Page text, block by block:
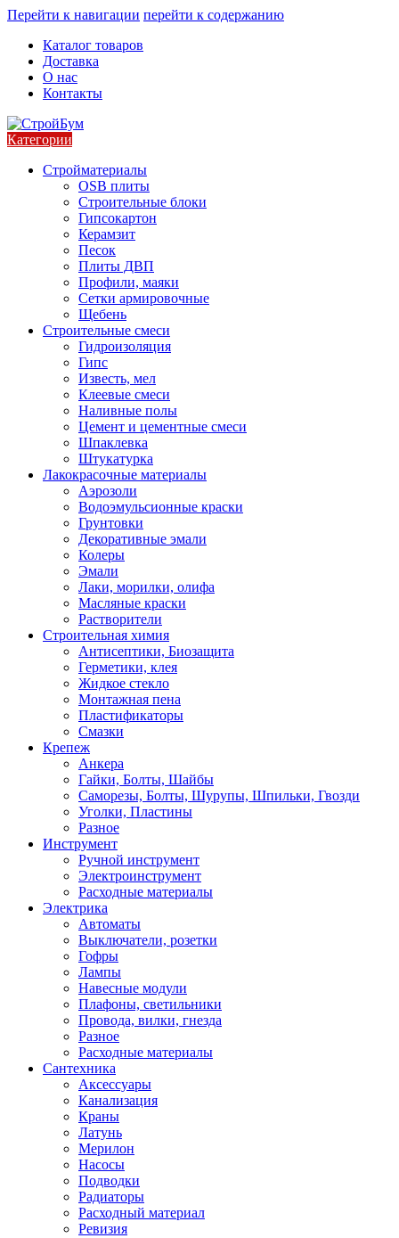
Перейти к навигации перейти к содержанию
Каталог товаров
Доставка
О нас
Контакты
Категории
Стройматериалы
OSB плиты
Строительные блоки
Гипсокартон
Керамзит
Песок
Плиты ДВП
Профили, маяки
Сетки армировочные
Щебень
Строительные смеси
Гидроизоляция
Гипс
Известь, мел
Клеевые смеси
Наливные полы
Цемент и цементные смеси
Шпаклевка
Штукатурка
Лакокрасочные материалы
Аэрозоли
Водоэмульсионные краски
Грунтовки
Декоративные эмали
Колеры
Эмали
Лаки, морилки, олифа
Масляные краски
Растворители
Строительная химия
Антисептики, Биозащита
Герметики, клея
Жидкое стекло
Монтажная пена
Пластификаторы
Смазки
Крепеж
Анкера
Гайки, Болты, Шайбы
Саморезы, Болты, Шурупы, Шпильки, Гвозди
Уголки, Пластины
Разное
Инструмент
Ручной инструмент
Электроинструмент
Расходные материалы
Электрика
Автоматы
Выключатели, розетки
Гофры
Лампы
Навесные модули
Плафоны, светильники
Провода, вилки, гнезда
Разное
Расходные материалы
Сантехника
Аксессуары
Канализация
Краны
Латунь
Мерилон
Насосы
Подводки
Радиаторы
Расходный материал
Ревизия